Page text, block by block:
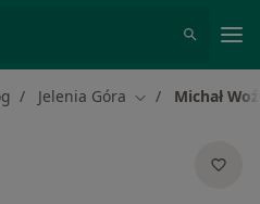
Jelenia Góra Zmień miasto
Michał